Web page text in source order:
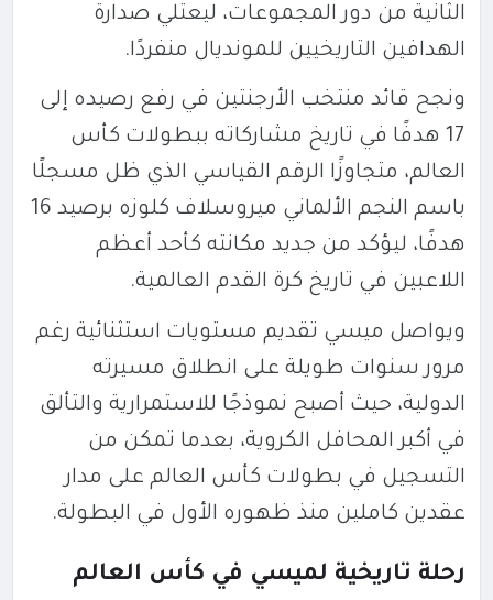
الثانية من دور المجموعات، ليعتلي صدارة
الهدافين التاريخيين للمونديال منفردًا.
ونجح قائد منتخب الأرجنتين في رفع رصيده إلى
17 هدفًا في تاريخ مشاركاته ببطولات كأس
العالم، متجاوزًا الرقم القياسي الذي ظل مسجلًا
باسم النجم الألماني ميروسلاف كلوزه
برصيد 16
هدفًا، ليؤكد من جديد مكانته كأحد أعظم
اللاعبين في تاريخ كرة القدم العالمية.
ويواصل ميسي تقديم مستويات استثنائية رغم
مرور سنوات طويلة على انطلاق مسيرته
الدولية، حيث أصبح نموذجًا للاستمرارية والتألق
في أكبر المحافل الكروية، بعدما تمكن من
التسجيل في بطولات كأس العالم على مدار
عقدين كاملين منذ ظهوره الأول في البطولة.
رحلة تاريخية لميسي في كأس العالم